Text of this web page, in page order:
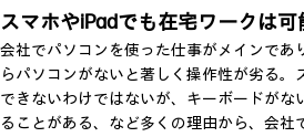
スマホやiPadでも在宅ワークは可
会社でパソコンを使った仕事がメインであ
らパソコンがないと著しく操作性が劣る。
できないわけではないが、キーボードがな
ることがある、など多くの理由から、会社